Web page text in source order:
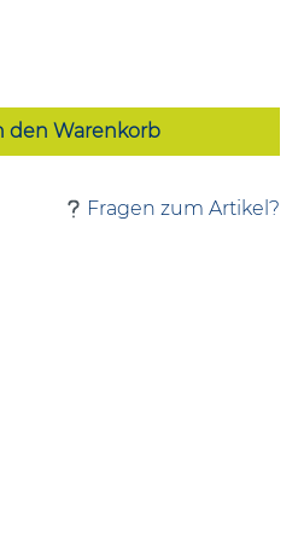
Wert
den Warenkorb
Fragen zum Artikel?